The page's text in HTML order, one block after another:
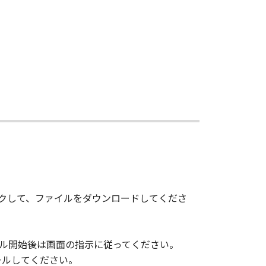
店または販売店のいずれも、
間に生じたいかなる紛争につい
て、ファイルをダウンロードしてくださ
始後は画面の指示に従ってください。
してください。